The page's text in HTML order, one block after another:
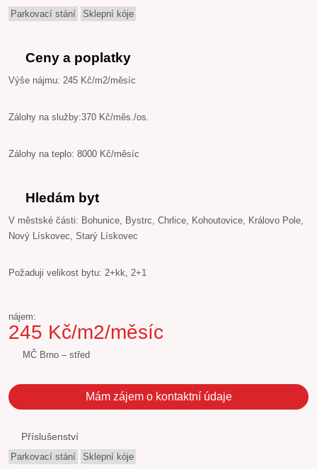
Parkovací stání Sklepní kóje
Ceny a poplatky
Výše nájmu: 245 Kč/m2/měsíc
Zálohy na služby:370 Kč/měs./os.
Zálohy na teplo: 8000 Kč/měsíc
Hledám byt
V městské části: Bohunice, Bystrc, Chrlice, Kohoutovice, Královo Pole,
Nový Lískovec, Starý Lískovec
Požaduji velikost bytu: 2+kk, 2+1
nájem:
245 Kč/m2/měsíc
MČ Brno – střed
Mám zájem o kontaktní údaje
Příslušenství
Parkovací stání Sklepní kóje